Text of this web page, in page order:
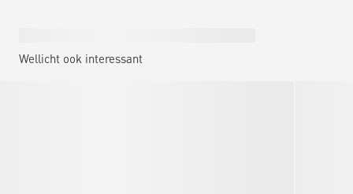
Wellicht ook interessant